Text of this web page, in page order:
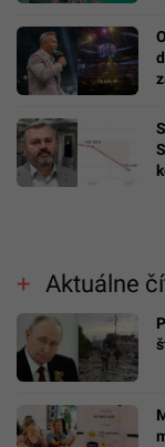
Aktuálne